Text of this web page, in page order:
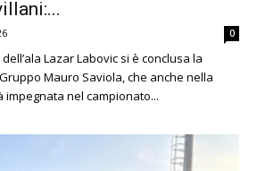
0
Lazar Labovic si è conclusa la
Mauro Saviola, che anche nella
nel campionato...